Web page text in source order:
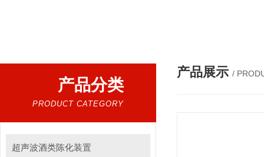
产品分类
PRODUCT CATEGORY
超声波酒类陈化装置
产品展示 /